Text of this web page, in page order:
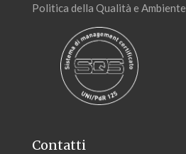
Politica della Qualità e Ambiente
Contatti